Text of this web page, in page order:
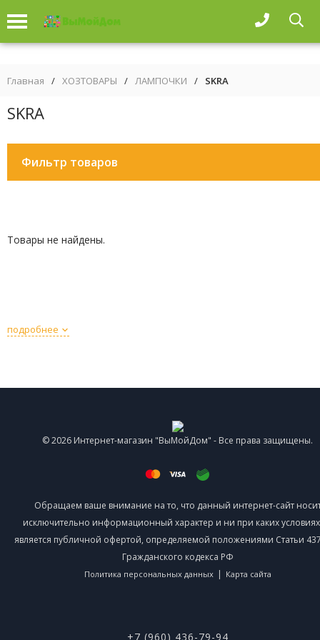
Главная / ХОЗТОВАРЫ / ЛАМПОЧКИ / SKRA
SKRA
Фильтр товаров
Товары не найдены.
подробнее
© 2026 Интернет-магазин "ВыМойДом" - Все права защищены.
Обращаем ваше внимание на то, что данный интернет-сайт
исключительно информационный характер и ни при каких
является публичной офертой, определяемой положениями Статьи
Гражданского кодекса РФ
Политика персональных данных | Карта сайта
+7 (960) 436-79-94